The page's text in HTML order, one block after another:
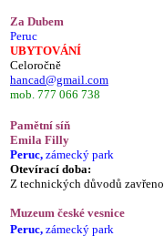
Za Dubem
Peruc
UBYTOVÁNÍ
Celoročně
hancad@gmail.com
mob. 777 066 738
Pamětní síň
Emila Filly
Peruc, zámecký park
Otevírací doba:
Z technických důvodů zavřeno.
Muzeum české vesnice
Peruc, zámecký park